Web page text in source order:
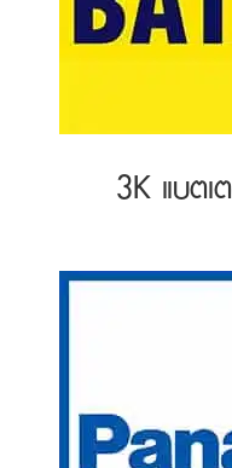
3K แบต